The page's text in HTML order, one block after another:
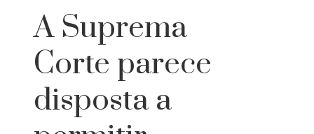
A Suprema
Corte parece
disposta a